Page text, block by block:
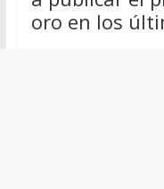
oro en los